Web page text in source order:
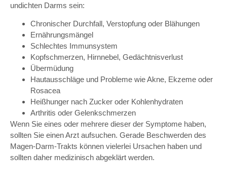
undichten Darms sein:
Chronischer Durchfall, Verstopfung oder Blähungen
Ernährungsmängel
Schlechtes Immunsystem
Kopfschmerzen, Hirnnebel, Gedächtnisverlust
Übermüdung
Hautausschläge und Probleme wie Akne, Ekzeme oder
Rosacea
Heißhunger nach Zucker oder Kohlenhydraten
Arthritis oder Gelenkschmerzen
Wenn Sie eines oder mehrere dieser der Symptome haben,
sollten Sie einen Arzt aufsuchen. Gerade Beschwerden des
Magen-Darm-Trakts können vielerlei Ursachen haben und
sollten daher medizinisch abgeklärt werden.